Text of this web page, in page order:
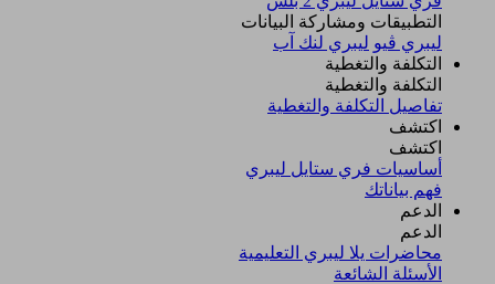
التطبيقات ومشاركة البيانات
ليبري ڤيو ليبري لنك آب
التكلفة والتغطية
التكلفة والتغطية
تفاصيل التكلفة والتغطية
اكتشف​
اكتشف​
أساسيات فري ستايل ليبري
فهم بياناتك
الدعم
الدعم
محاضرات يلا ليبري التعليمية
الأسئلة الشائعة